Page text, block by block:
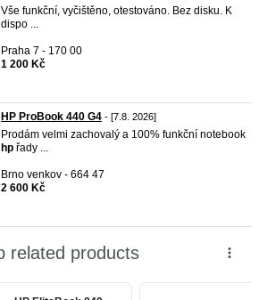
Vše funkční, vyčištěno, otestováno. Bez disku. K
dispo ...
Praha 7 - 170 00
1 200 Kč
HP ProBook 440 G4 - [7.8. 2026]
Prodám velmi zachovalý a 100% funkční notebook
hp řady ...
Brno venkov - 664 47
2 600 Kč